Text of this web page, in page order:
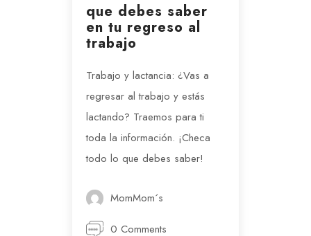
que debes saber
en tu regreso al
trabajo
Trabajo y lactancia: ¿Vas a
regresar al trabajo y estás
lactando? Traemos para ti
toda la información. ¡Checa
todo lo que debes saber!
MomMom´s
0 Comments